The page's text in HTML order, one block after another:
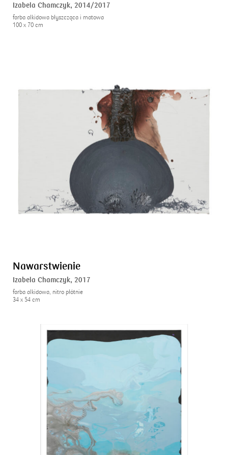
Izabela Chamczyk, 2014/2017
farba alkidowa błyszcząca i matowa
100 x 70 cm
Nawarstwienie
Izabela Chamczyk, 2017
farba alkidowa, nitro płótnie
34 x 54 cm